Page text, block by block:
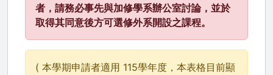
者，請務必事先與加修學系辦公室討論，並於
取得其同意後方可選修外系開設之課程。
( 本學期申請者適用 115學年度，本表格目前顯